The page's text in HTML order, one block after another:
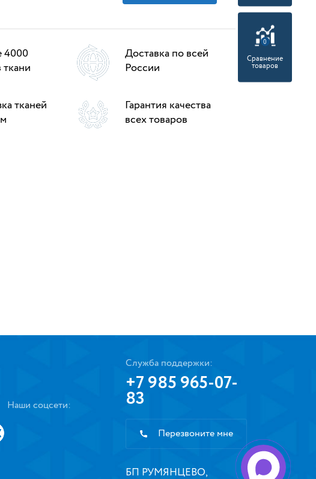
4000
Доставка по всей
России
тканей
Гарантия качества
всех товаров
0
Сравнение
товаров
Наши соцсети:
Служба поддержки:
+7 985 965-07-
83
Перезвоните мне
БП РУМЯНЦЕВО,